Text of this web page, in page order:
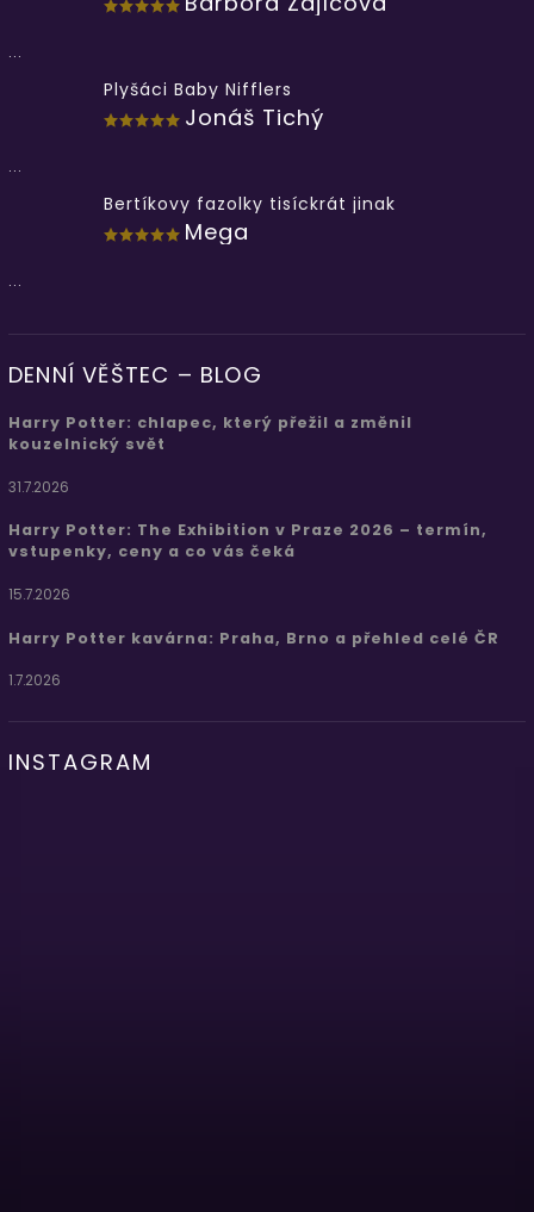
...
Plyšáci Baby Nifflers
Jonáš Tichý
...
Bertíkovy fazolky tisíckrát jinak
Mega
...
DENNÍ VĚŠTEC – BLOG
Harry Potter: chlapec, který přežil a změnil
kouzelnický svět
31.7.2026
Harry Potter: The Exhibition v Praze 2026 – termín,
vstupenky, ceny a co vás čeká
15.7.2026
Harry Potter kavárna: Praha, Brno a přehled celé ČR
1.7.2026
INSTAGRAM